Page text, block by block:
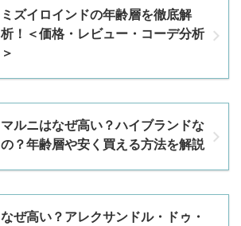
ミズイロインドの年齢層を徹底解
析！＜価格・レビュー・コーデ分析
＞
マルニはなぜ高い？ハイブランドな
の？年齢層や安く買える方法を解説
なぜ高い？アレクサンドル・ドゥ・